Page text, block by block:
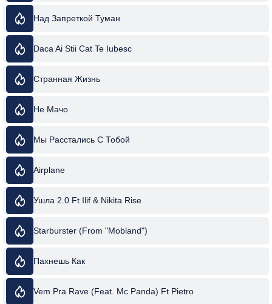
Над Запреткой Туман
Daca Ai Stii Cat Te Iubesc
Странная Жизнь
Не Мачо
Мы Расстались С Тобой
Airplane
Ушла 2.0 Ft Ilif & Nikita Rise
Starburster (From "Mobland")
Пахнешь Как
Vem Pra Rave (Feat. Mc Panda) Ft Pietro